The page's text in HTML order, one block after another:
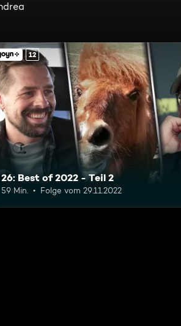
12
26: Best of 2022 - Teil 2
59 Min. Folge vom 29.11.2022